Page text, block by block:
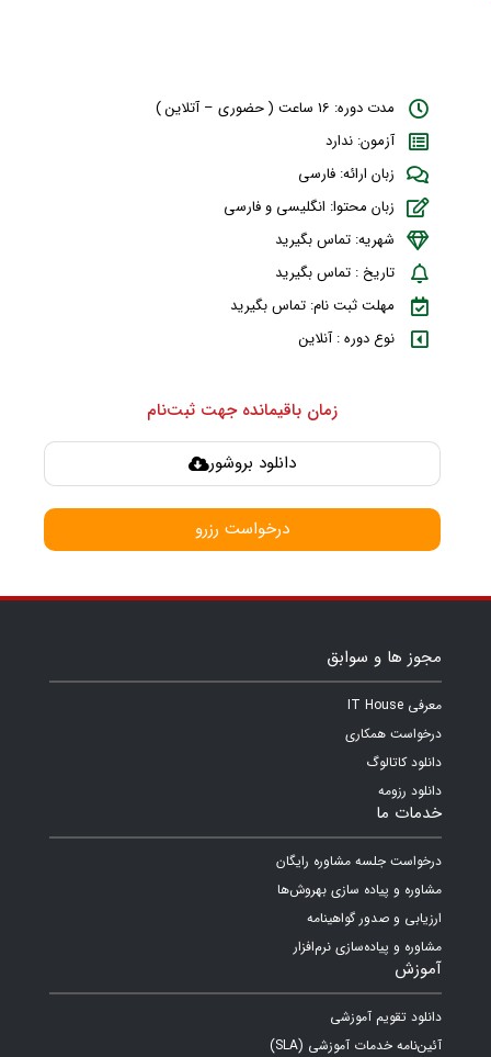
مدت دوره: 16 ساعت ( حضوری – آتلاین )
آزمون: ندارد
زبان ارائه: فارسی
زبان محتوا: انگلیسی و فارسی
شهریه: تماس بگیرید
تاریخ : تماس بگیرید
مهلت ثبت نام: تماس بگیرید
نوع دوره : آنلاین
زمان باقیمانده جهت ثبت‌نام
دانلود بروشور
درخواست رزرو
مجوز ها و سوابق
معرفی IT House
درخواست همکاری
دانلود کاتالوگ
دانلود رزومه
خدمات ما
درخواست جلسه مشاوره رایگان
مشاوره و پیاده سازی بهروش‌ها
ارزیابی و صدور گواهینامه
مشاوره و پیاده‌سازی نرم‌افزار
آموزش
دانلود تقویم آموزشی
آئین‌نامه خدمات آموزشی (SLA)